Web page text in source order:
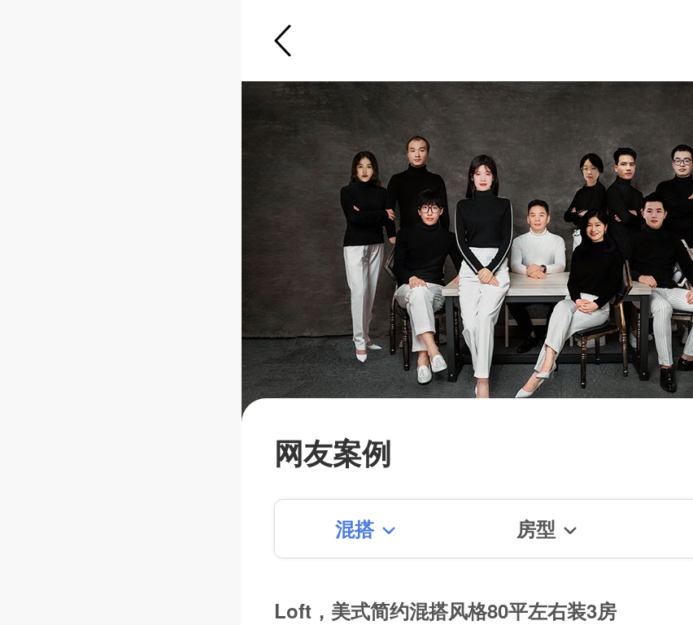
目前在建【仙霞路88号酒吧】 【 建
海中路461弄】【淮海中路1487弄】
【学前街156号】【徐家汇花园】
【淮海路培文公寓】
网友案例
混搭 房型
Loft，美式简约混搭风格80平左右装3房